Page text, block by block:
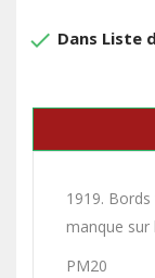
done Dans Liste
1919.
manque
PM20